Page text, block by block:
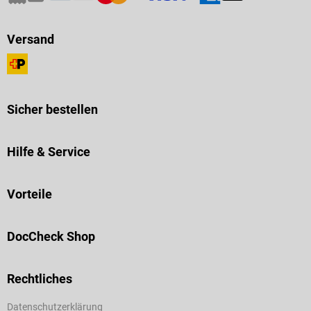
Versand
Sicher bestellen
Hilfe & Service
Vorteile
DocCheck Shop
Rechtliches
Datenschutzerklärung